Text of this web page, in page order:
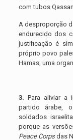
com tubos
A desproporção
endurecido dos
justificação é
próprio povo
Hamas, uma
3. Para aliviar a
partido árabe,
soldados
porque as
Peace Corpsdas